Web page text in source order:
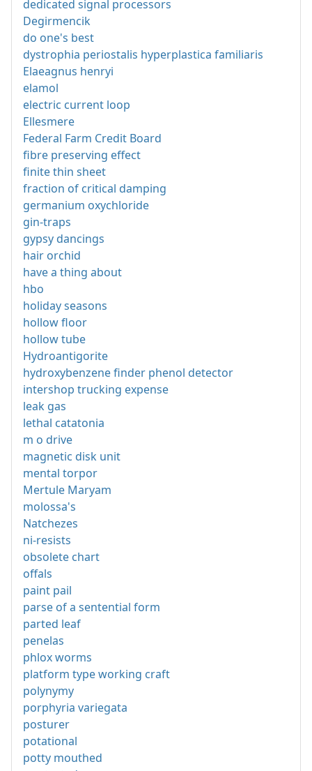
dedicated signal processors
Degirmencik
do one's best
dystrophia periostalis hyperplastica familiaris
Elaeagnus henryi
elamol
electric current loop
Ellesmere
Federal Farm Credit Board
fibre preserving effect
finite thin sheet
fraction of critical damping
germanium oxychloride
gin-traps
gypsy dancings
hair orchid
have a thing about
hbo
holiday seasons
hollow floor
hollow tube
Hydroantigorite
hydroxybenzene finder phenol detector
intershop trucking expense
leak gas
lethal catatonia
m o drive
magnetic disk unit
mental torpor
Mertule Maryam
molossa's
Natchezes
ni-resists
obsolete chart
offals
paint pail
parse of a sentential form
parted leaf
penelas
phlox worms
platform type working craft
polynymy
porphyria variegata
posturer
potational
potty mouthed